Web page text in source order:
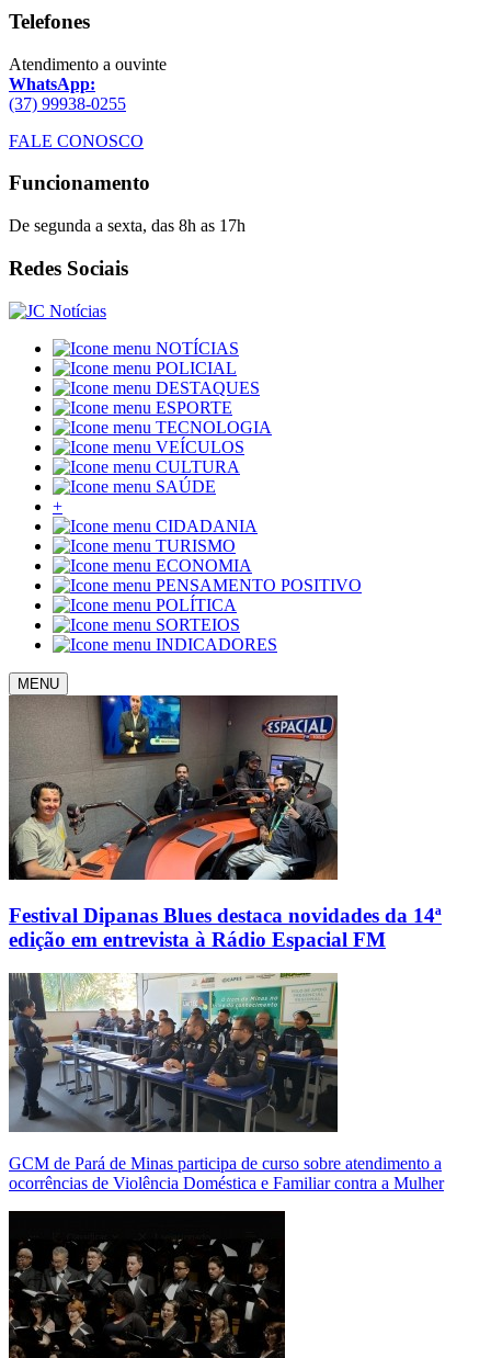
Telefones
Atendimento a ouvinte
WhatsApp:
(37) 99938-0255
FALE CONOSCO
Funcionamento
De segunda a sexta, das 8h as 17h
Redes Sociais
NOTÍCIAS
POLICIAL
DESTAQUES
ESPORTE
TECNOLOGIA
VEÍCULOS
CULTURA
SAÚDE
+
CIDADANIA
TURISMO
ECONOMIA
PENSAMENTO POSITIVO
POLÍTICA
SORTEIOS
INDICADORES
MENU
Festival Dipanas Blues destaca novidades da 14ª
edição em entrevista à Rádio Espacial FM
GCM de Pará de Minas participa de curso sobre atendimento a
ocorrências de Violência Doméstica e Familiar contra a Mulher